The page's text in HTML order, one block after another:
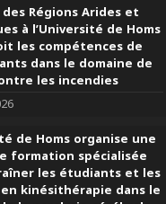
Régions Arides et
à l’Université de Homs
les compétences de
dans le domaine de
les incendies
de Homs organise une
formation spécialisée
les étudiants et les
kinésithérapie dans le